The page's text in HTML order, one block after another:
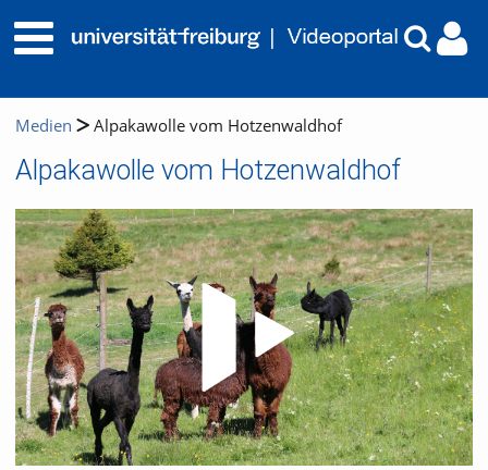
Medien Alpakawolle vom Hotzenwaldhof
Alpakawolle vom Hotzenwaldhof